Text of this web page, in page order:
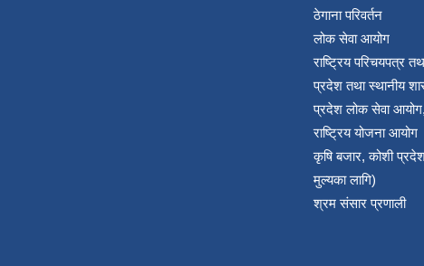
ठेगाना परिवर्तन
लोक सेवा आयोग
राष्ट्रिय परिचयपत्र
प्रदेश तथा स्थानीय
प्रदेश लोक सेवा
राष्ट्रिय योजना आयोग
कृषि बजार, कोशी
मुल्यका लागि)
श्रम संसार प्रणाली